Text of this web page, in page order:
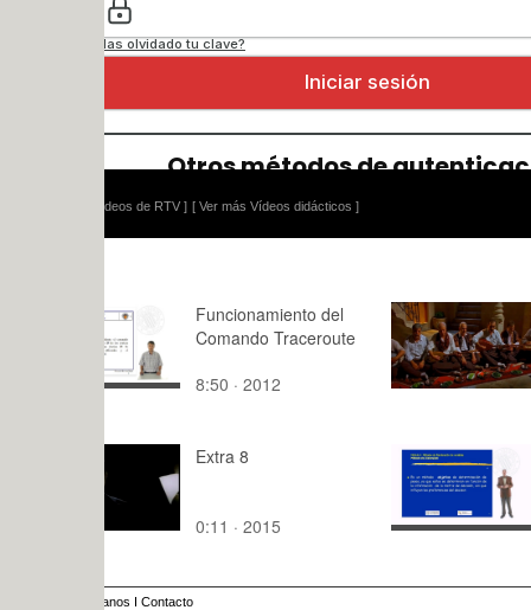
[ Ver más Vídeos didácticos ]
Funcionamiento del
Comando Traceroute
8:50 · 2012
Eskiya
3:55 · 2014
0:11 · 2015
Métodos
variables
17:32 ·